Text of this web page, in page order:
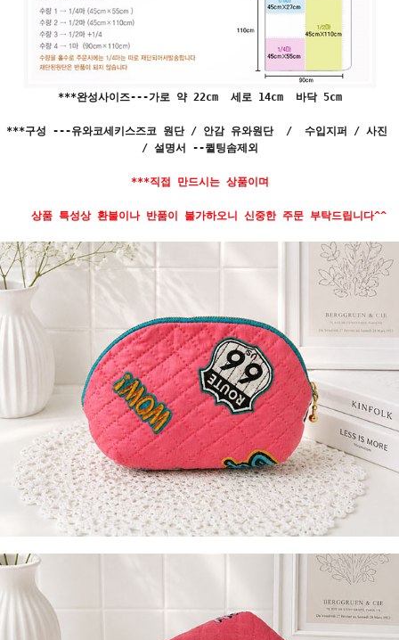
***완성사이즈---가로 약 22cm 세로 14cm 바닥 5cm
***구성 ---유와코세키스즈코 원단 / 안감 유와원단 / 수입지퍼 / 사진
/ 설명서 --퀼팅솜제외
***직접 만드시는 상품이며
상품 특성상 환불이나 반품이 불가하오니 신중한 주문 부탁드립니다^^